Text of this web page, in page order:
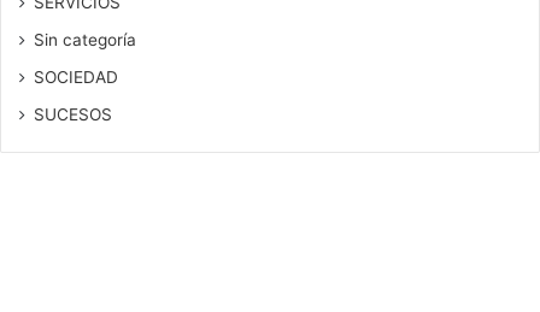
Sin categoría
SOCIEDAD
SUCESOS